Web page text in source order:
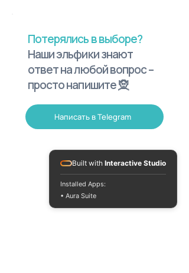
Потерялись в выборе?
Наши эльфики знают
ответ на любой вопрос –
просто напишите 🧝
Написать в Telegram
Built with Interactive Studio
Installed Apps:
• Aura Suite